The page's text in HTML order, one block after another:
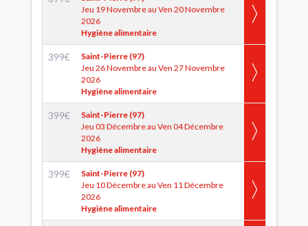
Jeu 19 Novembre au Ven 20 Novembre
2026
Hygiène alimentaire
399€
Saint-Pierre (97)
Jeu 26 Novembre au Ven 27 Novembre
2026
Hygiène alimentaire
399€
Saint-Pierre (97)
Jeu 03 Décembre au Ven 04 Décembre
2026
Hygiène alimentaire
399€
Saint-Pierre (97)
Jeu 10 Décembre au Ven 11 Décembre
2026
Hygiène alimentaire